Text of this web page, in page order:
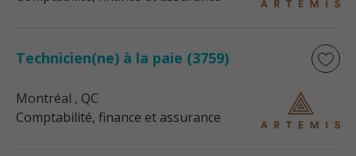
Technicien(ne) à la paie (3759)
Montréal , QC
Comptabilité, finance et assurance